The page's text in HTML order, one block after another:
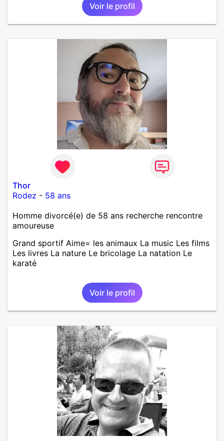
Voir le profil
Thor
Rodez - 58 ans
Homme divorcé(e) de 58 ans recherche rencontre
amoureuse
Grand sportif Aime= les animaux La music Les films
Les livres La nature Le bricolage La natation Le
karaté
Voir le profil